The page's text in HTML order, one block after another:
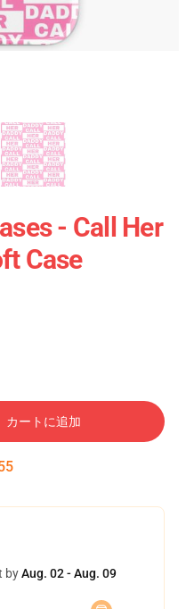
- Call Her
Case
カートに追加
byAug. 02 - Aug. 09